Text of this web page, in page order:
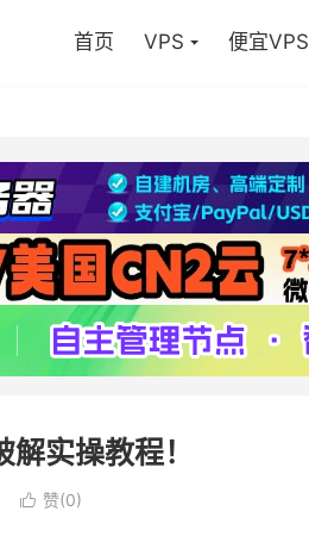
首页 VPS 便宜VPS
实操教程！
 赞(0)